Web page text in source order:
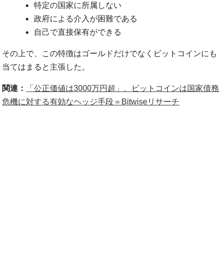
特定の国家に所属しない
政府による介入が困難である
自己で直接保有ができる
その上で、この特徴はゴールドだけでなくビットコインにも
当てはまると主張した。
関連：
「公正価値は3000万円超」、ビットコインは国家債務
危機に対する有効なヘッジ手段＝Bitwiseリサーチ